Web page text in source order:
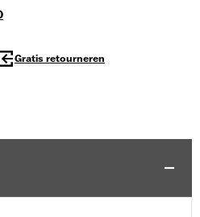
Gratis retourneren